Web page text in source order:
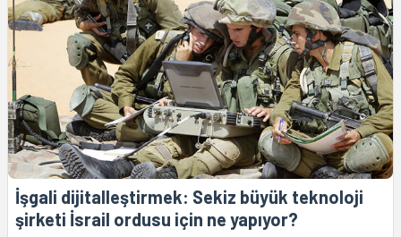
İşgali dijitalleştirmek: Sekiz büyük teknoloji
şirketi İsrail ordusu için ne yapıyor?